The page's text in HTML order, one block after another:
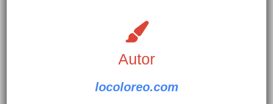
Autor
locoloreo.com